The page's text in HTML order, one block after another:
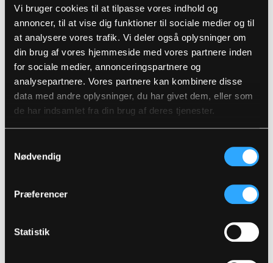
Vi bruger cookies til at tilpasse vores indhold og
annoncer, til at vise dig funktioner til sociale medier og til
at analysere vores trafik. Vi deler også oplysninger om
din brug af vores hjemmeside med vores partnere inden
for sociale medier, annonceringspartnere og
analysepartnere. Vores partnere kan kombinere disse
data med andre oplysninger, du har givet dem, eller som
de har indsamlet fra din brug af deres tjenester.
Nødvendig
Præferencer
Statistik
Vaskeanvisninger
Plejeinstruktioner:
Anvend ikke skyllemiddel
Anvend ikke blegemidler
Lynlåsen lynet
Hænges til tørre med vrangen ud
DOWNLOAD TIL ANDRE SPROG